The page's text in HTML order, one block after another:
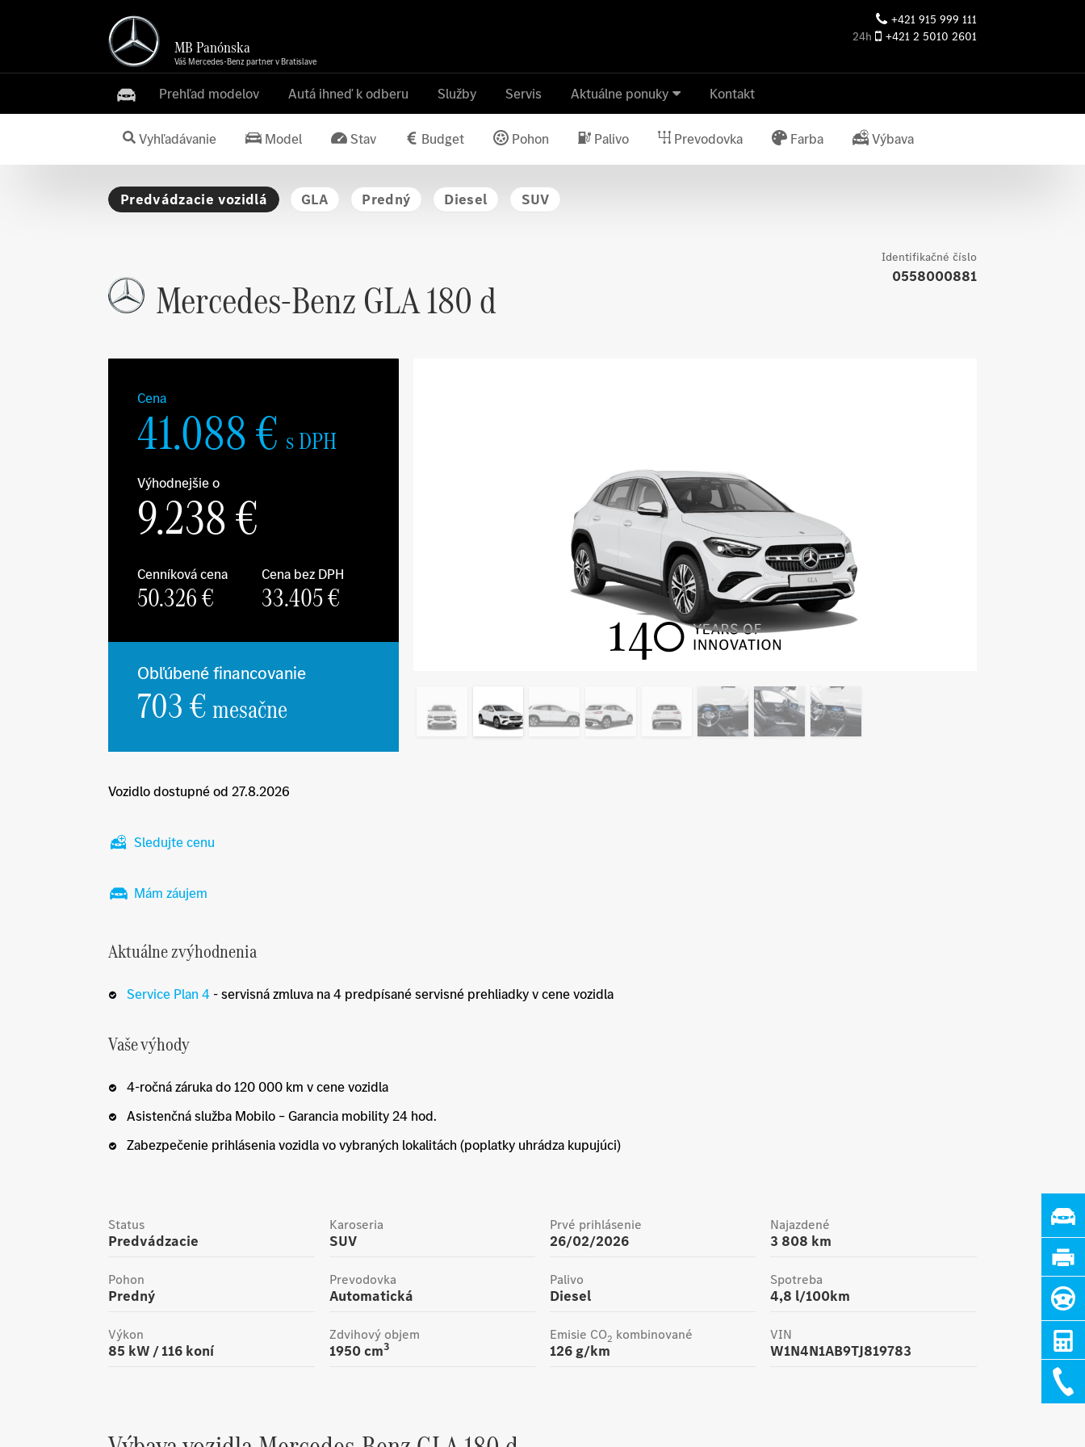
MB Panónska
Váš Mercedes-Benz partner v Bratislave
+421 915 999 111
24h
+421 2 5010 2601
Prehľad modelov Autá ihneď k odberu Služby Servis Aktuálne ponuky Kontakt
Vyhľadávanie Model Stav Budget Pohon Palivo Prevodovka Farba Výbava
Predvádzacie vozidlá GLA Predný Diesel SUV
0558000881
Identifikačné číslo
Mercedes-BenzGLA 180 d
Cena
41.088€ s DPH
Výhodnejšie o
9.238€
Cenníková cena
50.326€
Cena bez DPH
33.405€
Obľúbené financovanie
703 €mesačne
Vozidlo dostupné od 27.8.2026
Sledujte cenu
Mám záujem
Aktuálne zvýhodnenia
Service Plan 4 - servisná zmluva na 4 predpísané servisné prehliadky v cene vozidla
Vaše výhody
4-ročná záruka do 120 000 km v cene vozidla
Asistenčná služba Mobilo – Garancia mobility 24 hod.
Zabezpečenie prihlásenia vozidla vo vybraných lokalitách (poplatky uhrádza kupujúci)
Predvádzacie
Status
SUV
Karoseria
26/02/2026
Prvé prihlásenie
3 808 km
Najazdené
Predný
Pohon
Automatická
Prevodovka
Diesel
Palivo
4,8 l/100km
Spotreba
85 kW /116 koní
Výkon
1950cm3
Zdvihový objem
126g/km
Emisie CO2 kombinované
W1N4N1AB9TJ819783
VIN